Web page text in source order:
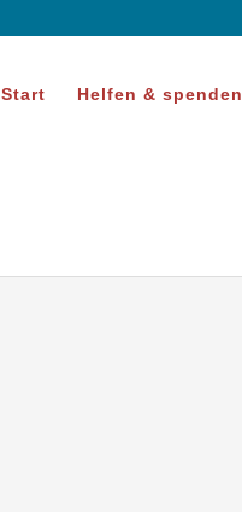
Start Helfen & spenden